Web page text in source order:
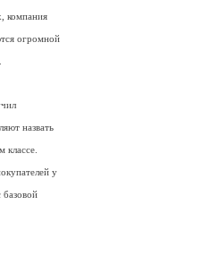
компания
огромной
назвать
классе.
у